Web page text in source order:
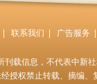
是否操
联系我们 广告服务
刊载信息，不代表中新
授权禁止转载、摘编、